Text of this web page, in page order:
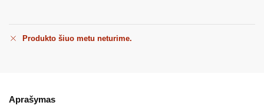
Produkto šiuo metu neturime.
Aprašymas